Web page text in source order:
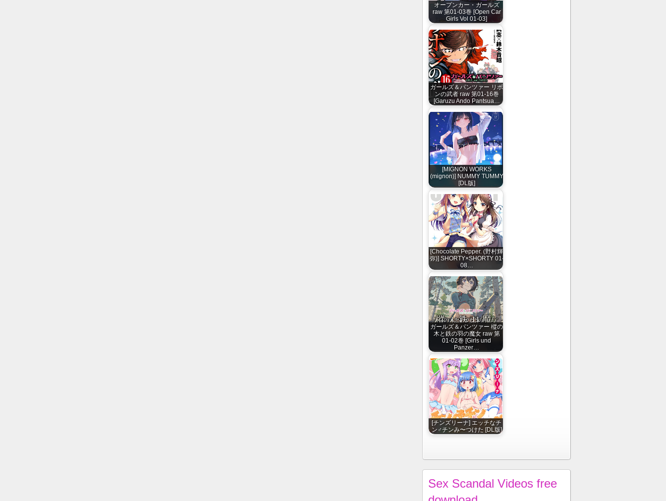
オープンカー・ガールズ
raw 第01-03巻 [Open Car
Girls Vol 01-03]
ガールズ＆パンツァー リボ
ンの武者 raw 第01-16巻
[Garuzu Ando Pantsua…
[MIGNON WORKS
(mignon)] NUMMY TUMMY
[DL版]
[Chocolate Pepper. (野村輝
弥)] SHORTY×SHORTY 01-
08…
ガールズ＆パンツァー 樅の
木と鉄の羽の魔女 raw 第
01-02巻 [Girls und
Panzer…
[チンズリーナ] エッチなチ
ン♂チンみ〜つけた [DL版]
Sex Scandal Videos free